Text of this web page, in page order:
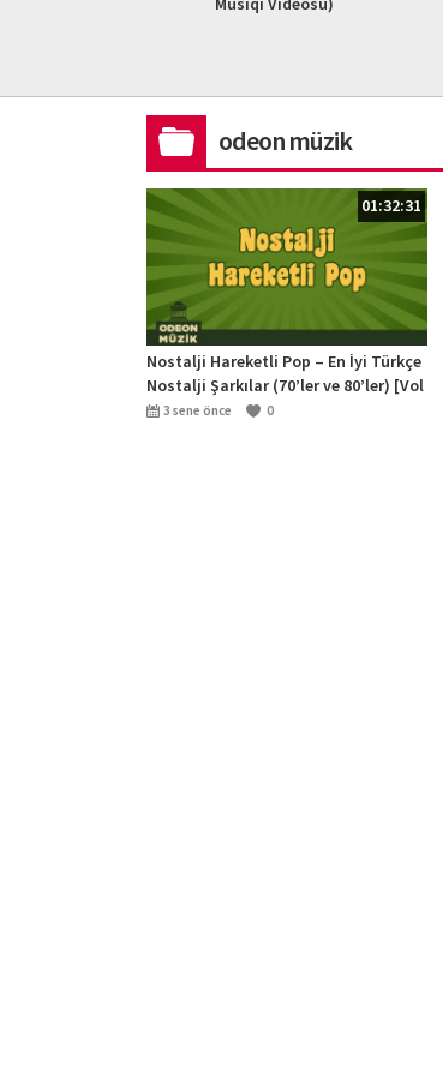
odeon müzik
01:32:31
Nostalji Hareketli Pop – En İyi Türkçe
Nostalji Şarkılar (70’ler ve 80’ler) [Vol
2] 3 sene önce 0